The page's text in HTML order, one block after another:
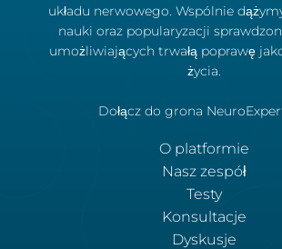
układu nerwowego. Wspólnie
nauki oraz popularyzacji
umożliwiających trwałą poprawę
życia.
Dołącz do grona
O platformie
Nasz zespół
Testy
Konsultacje
Dyskusje